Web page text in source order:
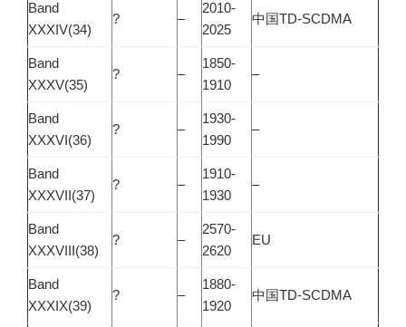
Band
XXXIV(34)
? –
2010-
2025
中国TD-SCDMA
Band
XXXV(35)
? –
1850-
1910
–
Band
XXXVI(36)
? –
1930-
1990
–
Band
XXXVII(37)
? –
1910-
1930
–
Band
XXXVIII(38)
? –
2570-
2620
EU
Band
XXXIX(39)
? –
1880-
1920
中国TD-SCDMA